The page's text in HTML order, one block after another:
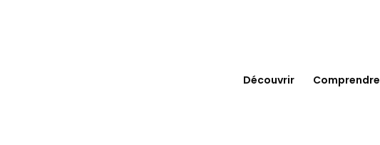
Découvrir Comprendre